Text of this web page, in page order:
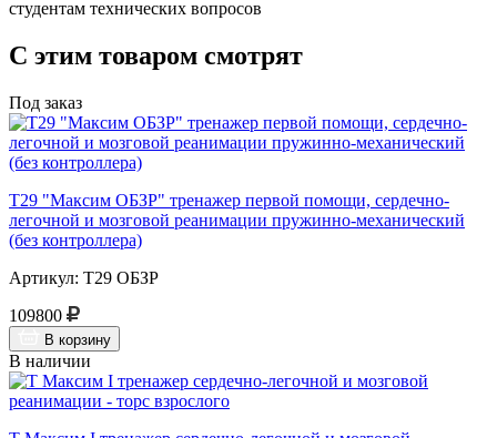
студентам технических вопросов
С этим товаром смотрят
Под заказ
Т29 "Максим ОБЗР" тренажер первой помощи, сердечно-
легочной и мозговой реанимации пружинно-механический
(без контроллера)
Артикул: Т29 ОБЗР
109800
В корзину
В наличии